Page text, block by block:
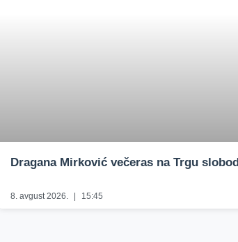
Dragana Mirković večeras na Trgu
8. avgust 2026. 15:45